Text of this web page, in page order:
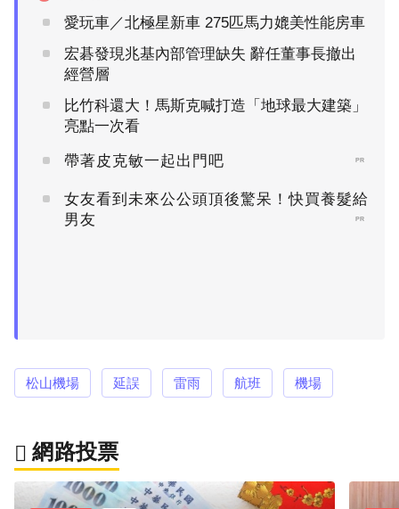
愛玩車／北極星新車 275匹馬力媲美性能房車
宏碁發現兆基內部管理缺失 辭任董事長撤出
經營層
比竹科還大！馬斯克喊打造「地球最大建築」
亮點一次看
帶著皮克敏一起出門吧 PR
女友看到未來公公頭頂後驚呆！快買養髮給
男友
PR
松山機場 延誤 雷雨 航班 機場
網路投票